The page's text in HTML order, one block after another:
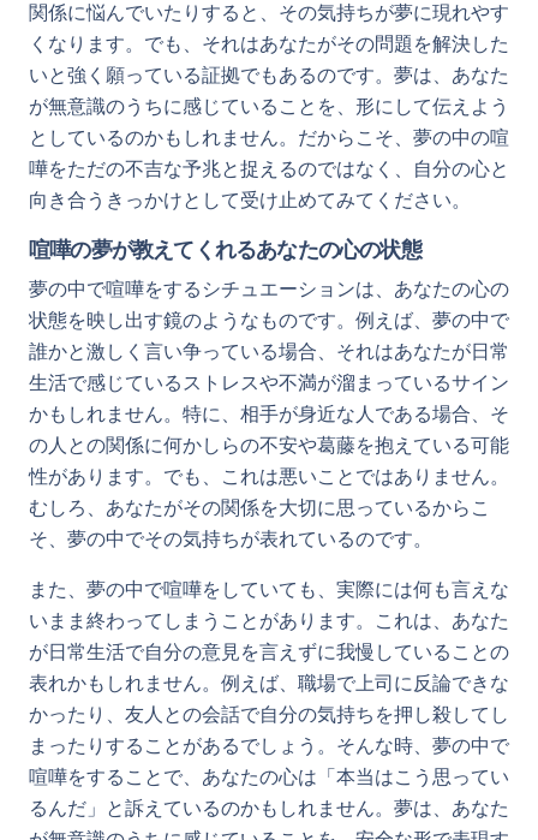
関係に悩んでいたりすると、その気持ちが夢に現れやす
くなります。でも、それはあなたがその問題を解決した
いと強く願っている証拠でもあるのです。夢は、あなた
が無意識のうちに感じていることを、形にして伝えよう
としているのかもしれません。だからこそ、夢の中の喧
嘩をただの不吉な予兆と捉えるのではなく、自分の心と
向き合うきっかけとして受け止めてみてください。
喧嘩の夢が教えてくれるあなたの心の状態
夢の中で喧嘩をするシチュエーションは、あなたの心の
状態を映し出す鏡のようなものです。例えば、夢の中で
誰かと激しく言い争っている場合、それはあなたが日常
生活で感じているストレスや不満が溜まっているサイン
かもしれません。特に、相手が身近な人である場合、そ
の人との関係に何かしらの不安や葛藤を抱えている可能
性があります。でも、これは悪いことではありません。
むしろ、あなたがその関係を大切に思っているからこ
そ、夢の中でその気持ちが表れているのです。
また、夢の中で喧嘩をしていても、実際には何も言えな
いまま終わってしまうことがあります。これは、あなた
が日常生活で自分の意見を言えずに我慢していることの
表れかもしれません。例えば、職場で上司に反論できな
かったり、友人との会話で自分の気持ちを押し殺してし
まったりすることがあるでしょう。そんな時、夢の中で
喧嘩をすることで、あなたの心は「本当はこう思ってい
るんだ」と訴えているのかもしれません。夢は、あなた